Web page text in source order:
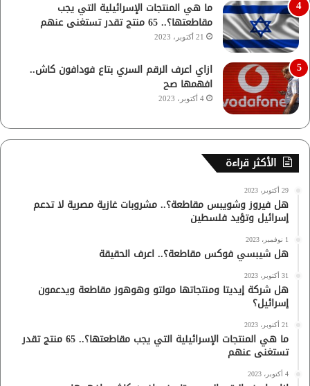
ما هي المنتجات الإسرائيلية التي يجب
مقاطعتها؟.. 65 منتج تقدر تستغنى عنهم
21 أكتوبر، 2023
ازاي اعرف الرقم السري بتاع فودافون كاش..
افهمها صح
4 أكتوبر، 2023
الأكثر قراءة
29 أكتوبر، 2023
هل فيروز وشويبس مقاطعة؟.. مشروبات غازية مصرية لا تدعم
إسرائيل وتؤيد فلسطين
1 نوفمبر، 2023
هل شيبسي فوكس مقاطعة؟.. اعرف الحقيقة
31 أكتوبر، 2023
هل شركة إيديتا ومنتجاتها مولتو وهوهوز مقاطعة ويدعمون
إسرائيل؟
21 أكتوبر، 2023
ما هي المنتجات الإسرائيلية التي يجب مقاطعتها؟.. 65 منتج تقدر
تستغنى عنهم
4 أكتوبر، 2023